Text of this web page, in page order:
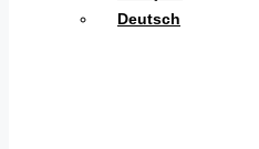
Deutsch